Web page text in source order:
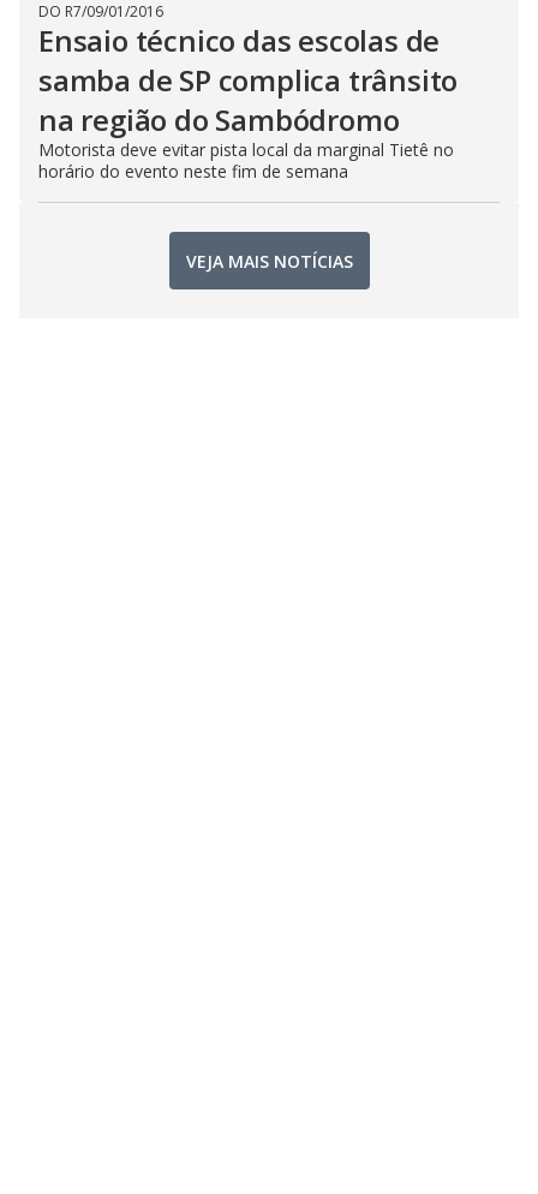
DO R7/09/01/2016
Ensaio técnico das escolas de
samba de SP complica trânsito
na região do Sambódromo
Motorista deve evitar pista local da marginal Tietê no
horário do evento neste fim de semana
VEJA MAIS NOTÍCIAS